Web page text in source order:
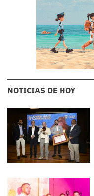
NOTICIAS DE HOY